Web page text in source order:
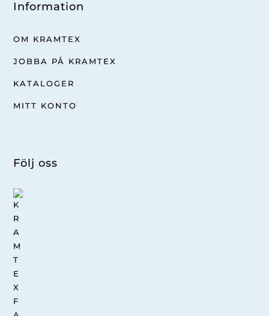
Information
OM KRAMTEX
JOBBA PÅ KRAMTEX
KATALOGER
MITT KONTO
Följ oss